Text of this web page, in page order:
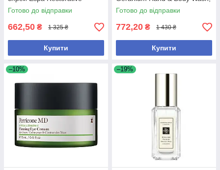
Atmosphere Mist 100 мл
Готово до відправки
662,50 ₴ 1 325 ₴
Купити
250ml
Готово до відправки
772,20 ₴ 1 430 ₴
Купити
–10% –19%